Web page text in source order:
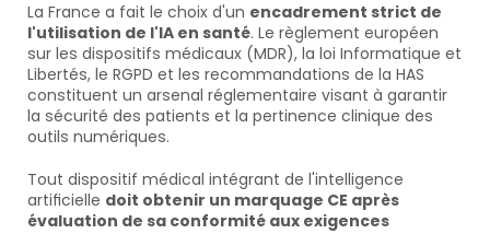
La France a fait le choix d'un encadrement strict de
l'utilisation de l'IA en santé. Le règlement européen
sur les dispositifs médicaux (MDR), la loi Informatique et
Libertés, le RGPD et les recommandations de la HAS
constituent un arsenal réglementaire visant à garantir
la sécurité des patients et la pertinence clinique des
outils numériques.
Tout dispositif médical intégrant de l'intelligence
artificielle doit obtenir un marquage CE après
évaluation de sa conformité aux exigences